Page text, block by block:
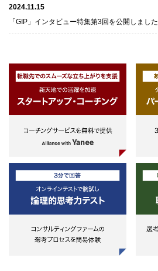
2024.11.15
「GIP」インタビュー特集第3回を公開しました